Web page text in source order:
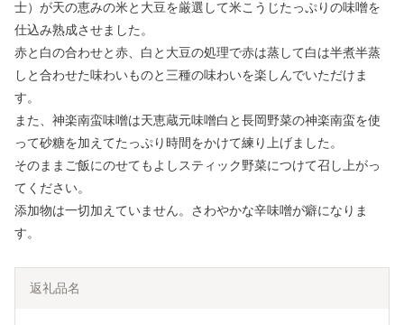
士）が天の恵みの米と大豆を厳選して米こうじたっぷりの味噌を
仕込み熟成させました。
赤と白の合わせと赤、白と大豆の処理で赤は蒸して白は半煮半蒸
しと合わせた味わいものと三種の味わいを楽しんでいただけま
す。
また、神楽南蛮味噌は天恵蔵元味噌白と長岡野菜の神楽南蛮を使
って砂糖を加えてたっぷり時間をかけて練り上げました。
そのままご飯にのせてもよしスティック野菜につけて召し上がっ
てください。
添加物は一切加えていません。さわやかな辛味噌が癖になりま
す。
返礼品名